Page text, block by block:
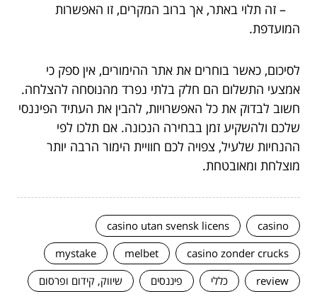
– זה תלוי באתר, אך ברוב המקרים, זו האפשרות
המועדפת.
לסיכום, כאשר בוחרים את אתר ההימורים, אין ספק כי
אמצעי התשלום הם חלק בלתי נפרד מהנוסחה להצלחה.
חשוב לבדוק את כל האפשרויות, להבין את העתיד הפיננסי
שלכם ולהשקיע זמן בבחירה הנכונה. אם תלכו לפי
ההנחיות שלעיל, צפויה לכם חוויית הימור הרבה יותר
מוצלחת ומאובטחת.
casino
casino utan svensk licens
casino zonder crucks
melbet
mystake
review
כללי פיננסים שיווק, קידום ופרסום